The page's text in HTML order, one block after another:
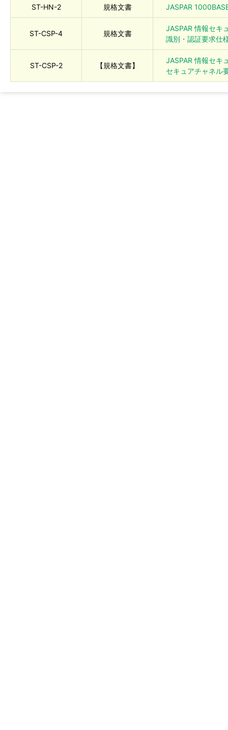
ST-HN-2 規格文書 JASPAR
ST-CSP-4 規格文書
JASPAR 情報セキ
識別・認証要求仕
ST-CSP-2 【規格文書】
JASPAR 情報セキ
セキュアチャネル